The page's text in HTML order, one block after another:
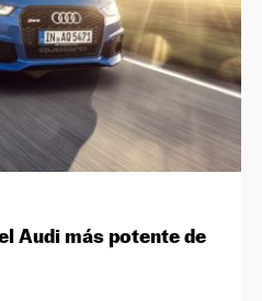
Audi más potente de